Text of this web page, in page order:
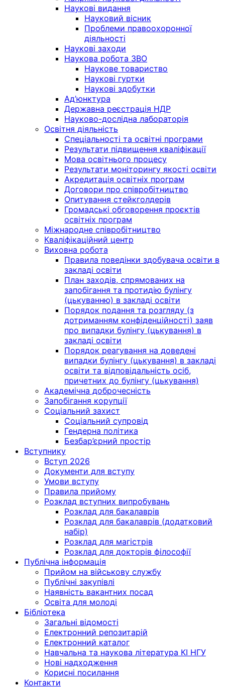
Наукові видання
Науковий вісник
Проблеми правоохоронної
діяльності
Наукові заходи
Наукова робота ЗВО
Наукове товариство
Наукові гуртки
Наукові здобутки
Ад’юнктура
Державна реєстрація НДР
Науково-дослідна лабораторія
Освітня діяльність
Спеціальності та освітні програми
Результати підвищення кваліфікації
Мова освітнього процесу
Результати моніторингу якості освіти
Акредитація освітніх програм
Договори про співробітництво
Опитування стейкголдерів
Громадські обговорення проєктів
освітніх програм
Міжнародне співробітництво
Кваліфікаційний центр
Виховна робота
Правила поведінки здобувача освіти в
закладі освіти
План заходів, спрямованих на
запобігання та протидію булінгу
(цькуванню) в закладі освіти
Порядок подання та розгляду (з
дотриманням конфіденційності) заяв
про випадки булінгу (цькування) в
закладі освіти
Порядок реагування на доведені
випадки булінгу (цькування) в закладі
освіти та відповідальність осіб,
причетних до булінгу (цькування)
Академічна доброчесність
Запобігання корупції
Соціальний захист
Соціальний супровід
Гендерна політика
Безбар’єрний простір
Вступнику
Вступ 2026
Документи для вступу
Умови вступу
Правила прийому
Розклад вступних випробувань
Розклад для бакалаврів
Розклад для бакалаврів (додатковий
набір)
Розклад для магістрів
Розклад для докторів філософії
Публічна інформація
Прийом на військову службу
Публічні закупівлі
Наявність вакантних посад
Освіта для молоді
Бібліотека
Загальні відомості
Електронний репозитарій
Електронний каталог
Навчальна та наукова література КІ НГУ
Нові надходження
Корисні посилання
Контакти